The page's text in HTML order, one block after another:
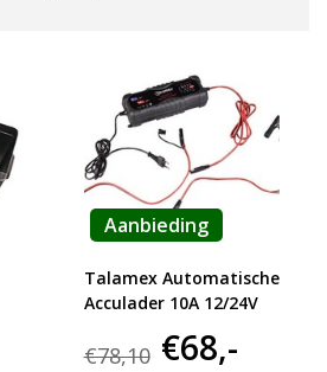
Aanbieding
Talamex Automatische
Acculader 10A 12/24V
€78,10 €68,-